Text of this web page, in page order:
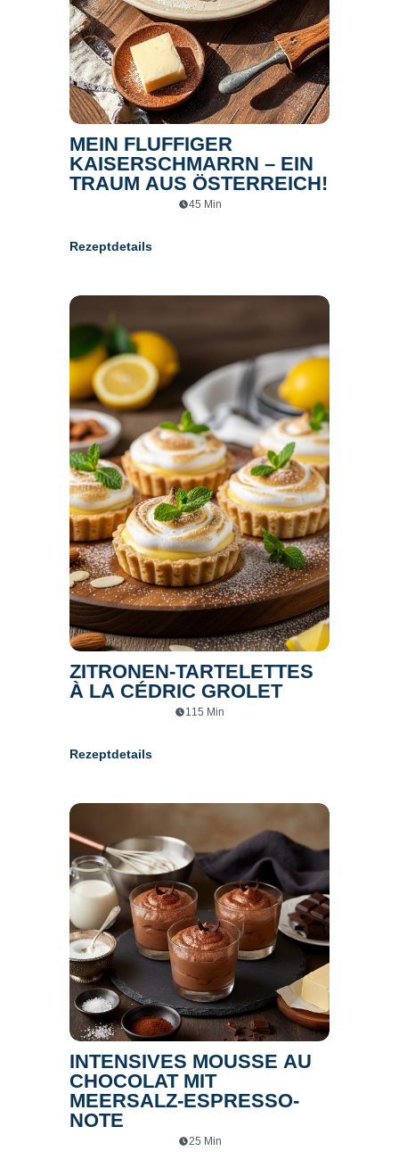
MEIN FLUFFIGER
KAISERSCHMARRN – EIN
TRAUM AUS ÖSTERREICH!
45 Min
Rezeptdetails
ZITRONEN-TARTELETTES
À LA CÉDRIC GROLET
115 Min
Rezeptdetails
INTENSIVES MOUSSE AU
CHOCOLAT MIT
MEERSALZ-ESPRESSO-
NOTE
25 Min